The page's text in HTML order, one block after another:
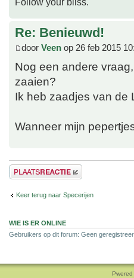
Re: Benieuwd!
door Veen op 26 feb 2015
Nog een andere
zaaien?
Ik heb zaadjes van de
Wanneer mijn
Plaats een reactie
Keer terug naar Specerijen
WIE IS ER ONLINE
Gebruikers op dit forum: Geen